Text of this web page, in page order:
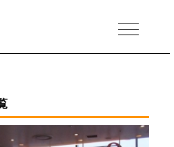
MENU